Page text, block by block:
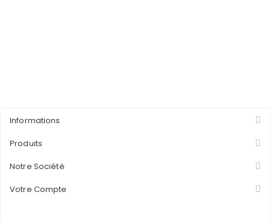
Informations
Produits
Notre Société
Votre Compte